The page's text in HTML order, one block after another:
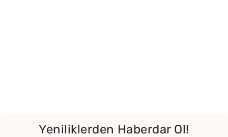
Yeniliklerden Haberdar Ol!